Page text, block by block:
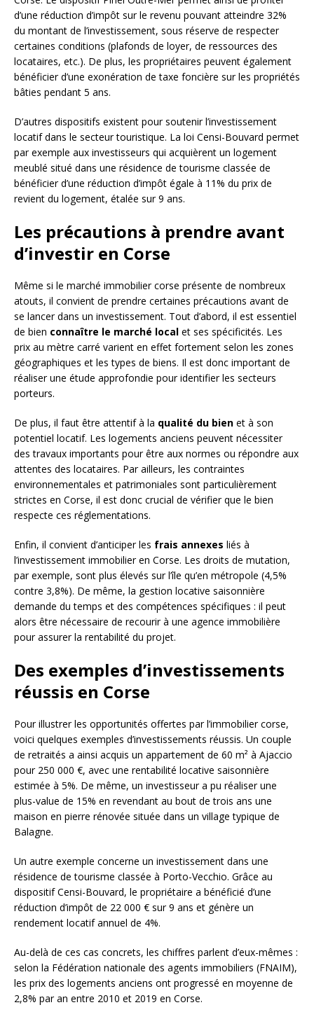
d’une réduction d’impôt sur le revenu pouvant atteindre 32%
du montant de l’investissement, sous réserve de respecter
certaines conditions (plafonds de loyer, de ressources des
locataires, etc.). De plus, les propriétaires peuvent également
bénéficier d’une exonération de taxe foncière sur les propriétés
bâties pendant 5 ans.
D’autres dispositifs existent pour soutenir l’investissement
locatif dans le secteur touristique. La loi Censi-Bouvard permet
par exemple aux investisseurs qui acquièrent un logement
meublé situé dans une résidence de tourisme classée de
bénéficier d’une réduction d’impôt égale à 11% du prix de
revient du logement, étalée sur 9 ans.
Les précautions à prendre avant
d’investir en Corse
Même si le marché immobilier corse présente de nombreux
atouts, il convient de prendre certaines précautions avant de
se lancer dans un investissement. Tout d’abord, il est essentiel
de bien connaître le marché local et ses spécificités. Les
prix au mètre carré varient en effet fortement selon les zones
géographiques et les types de biens. Il est donc important de
réaliser une étude approfondie pour identifier les secteurs
porteurs.
De plus, il faut être attentif à la qualité du bien et à son
potentiel locatif. Les logements anciens peuvent nécessiter
des travaux importants pour être aux normes ou répondre aux
attentes des locataires. Par ailleurs, les contraintes
environnementales et patrimoniales sont particulièrement
strictes en Corse, il est donc crucial de vérifier que le bien
respecte ces réglementations.
Enfin, il convient d’anticiper les frais annexes liés à
l’investissement immobilier en Corse. Les droits de mutation,
par exemple, sont plus élevés sur l’île qu’en métropole (4,5%
contre 3,8%). De même, la gestion locative saisonnière
demande du temps et des compétences spécifiques : il peut
alors être nécessaire de recourir à une agence immobilière
pour assurer la rentabilité du projet.
Des exemples d’investissements
réussis en Corse
Pour illustrer les opportunités offertes par l’immobilier corse,
voici quelques exemples d’investissements réussis. Un couple
de retraités a ainsi acquis un appartement de 60 m² à Ajaccio
pour 250 000 €, avec une rentabilité locative saisonnière
estimée à 5%. De même, un investisseur a pu réaliser une
plus-value de 15% en revendant au bout de trois ans une
maison en pierre rénovée située dans un village typique de
Balagne.
Un autre exemple concerne un investissement dans une
résidence de tourisme classée à Porto-Vecchio. Grâce au
dispositif Censi-Bouvard, le propriétaire a bénéficié d’une
réduction d’impôt de 22 000 € sur 9 ans et génère un
rendement locatif annuel de 4%.
Au-delà de ces cas concrets, les chiffres parlent d’eux-mêmes :
selon la Fédération nationale des agents immobiliers (FNAIM),
les prix des logements anciens ont progressé en moyenne de
2,8% par an entre 2010 et 2019 en Corse.